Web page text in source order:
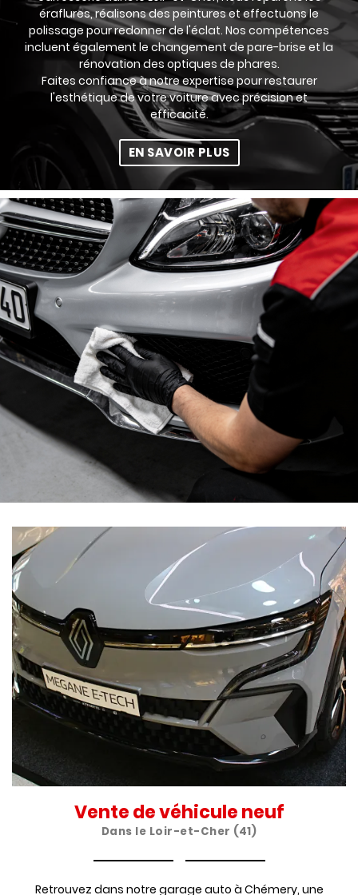
éraflures, réalisons des peintures et effectuons le
polissage pour redonner de l'éclat. Nos compétences
incluent également le changement de pare-brise et la
rénovation des optiques de phares.
Faites confiance à notre expertise pour restaurer
l'esthétique de votre voiture avec précision et
efficacité.
EN SAVOIR PLUS
Vente de véhicule neuf
Dans le Loir-et-Cher (41)
Retrouvez dans notre garage auto à Chémery, une